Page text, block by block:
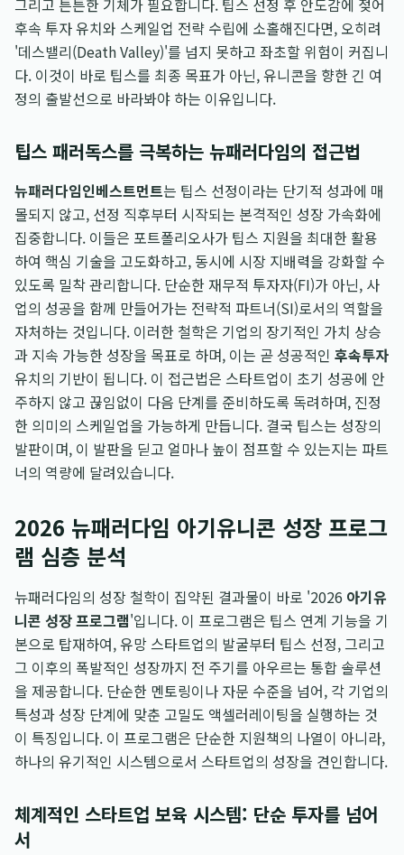
그리고 튼튼한 기체가 필요합니다. 팁스 선정 후 안도감에 젖어
후속 투자 유치와 스케일업 전략 수립에 소홀해진다면, 오히려
'데스밸리(Death Valley)'를 넘지 못하고 좌초할 위험이 커집니
다. 이것이 바로 팁스를 최종 목표가 아닌, 유니콘을 향한 긴 여
정의 출발선으로 바라봐야 하는 이유입니다.
팁스 패러독스를 극복하는 뉴패러다임의 접근법
뉴패러다임인베스트먼트는 팁스 선정이라는 단기적 성과에 매
몰되지 않고, 선정 직후부터 시작되는 본격적인 성장 가속화에
집중합니다. 이들은 포트폴리오사가 팁스 지원을 최대한 활용
하여 핵심 기술을 고도화하고, 동시에 시장 지배력을 강화할 수
있도록 밀착 관리합니다. 단순한 재무적 투자자(FI)가 아닌, 사
업의 성공을 함께 만들어가는 전략적 파트너(SI)로서의 역할을
자처하는 것입니다. 이러한 철학은 기업의 장기적인 가치 상승
과 지속 가능한 성장을 목표로 하며, 이는 곧 성공적인 후속투자
유치의 기반이 됩니다. 이 접근법은 스타트업이 초기 성공에 안
주하지 않고 끊임없이 다음 단계를 준비하도록 독려하며, 진정
한 의미의 스케일업을 가능하게 만듭니다. 결국 팁스는 성장의
발판이며, 이 발판을 딛고 얼마나 높이 점프할 수 있는지는 파트
너의 역량에 달려있습니다.
2026 뉴패러다임 아기유니콘 성장 프로그
램 심층 분석
뉴패러다임의 성장 철학이 집약된 결과물이 바로 '2026 아기유
니콘 성장 프로그램'입니다. 이 프로그램은 팁스 연계 기능을 기
본으로 탑재하여, 유망 스타트업의 발굴부터 팁스 선정, 그리고
그 이후의 폭발적인 성장까지 전 주기를 아우르는 통합 솔루션
을 제공합니다. 단순한 멘토링이나 자문 수준을 넘어, 각 기업의
특성과 성장 단계에 맞춘 고밀도 액셀러레이팅을 실행하는 것
이 특징입니다. 이 프로그램은 단순한 지원책의 나열이 아니라,
하나의 유기적인 시스템으로서 스타트업의 성장을 견인합니다.
체계적인 스타트업 보육 시스템: 단순 투자를 넘어
서